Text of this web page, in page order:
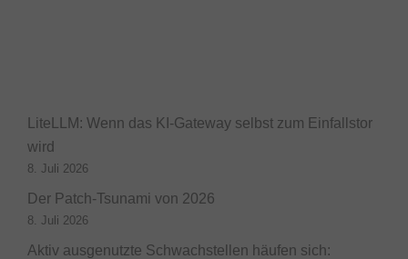
LiteLLM: Wenn das KI-Gateway selbst zum Einfallstor
wird
8. Juli 2026
Der Patch-Tsunami von 2026
8. Juli 2026
Aktiv ausgenutzte Schwachstellen häufen sich: